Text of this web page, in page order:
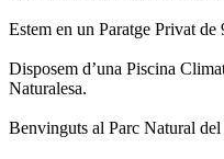
Estem en un Paratge Privat
Disposem d’una Piscina
Naturalesa.
Benvinguts al Parc Natural